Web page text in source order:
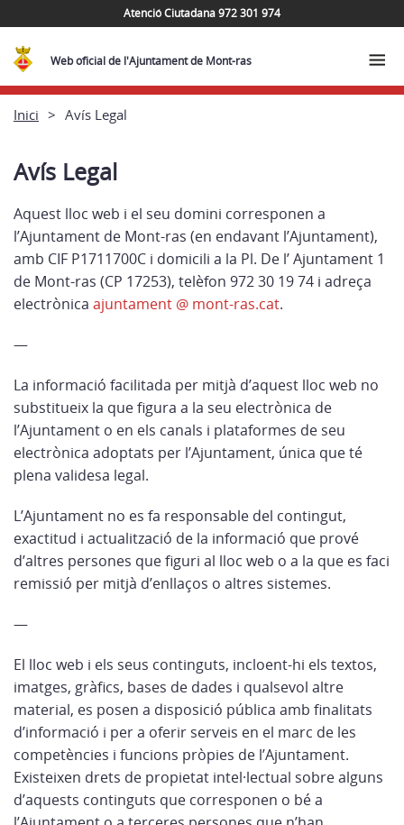
Atenció Ciutadana 972 301 974
Web oficial de l'Ajuntament de Mont-ras
Inici Avís Legal
Avís Legal
Aquest lloc web i el seu domini corresponen a
l’Ajuntament de Mont-ras (en endavant l’Ajuntament),
amb CIF P1711700C i domicili a la Pl. De l’ Ajuntament 1
de Mont-ras (CP 17253), telèfon 972 30 19 74 i adreça
electrònica ajuntament @ mont-ras.cat.
—
La informació facilitada per mitjà d’aquest lloc web no
substitueix la que figura a la seu electrònica de
l’Ajuntament o en els canals i plataformes de seu
electrònica adoptats per l’Ajuntament, única que té
plena validesa legal.
L’Ajuntament no es fa responsable del contingut,
exactitud i actualització de la informació que prové
d’altres persones que figuri al lloc web o a la que es faci
remissió per mitjà d’enllaços o altres sistemes.
—
El lloc web i els seus continguts, incloent-hi els textos,
imatges, gràfics, bases de dades i qualsevol altre
material, es posen a disposició pública amb finalitats
d’informació i per a oferir serveis en el marc de les
competències i funcions pròpies de l’Ajuntament.
Existeixen drets de propietat intel·lectual sobre alguns
d’aquests continguts que corresponen o bé a